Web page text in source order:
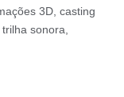
3D, casting
sonora,